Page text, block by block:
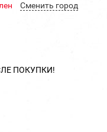
Cменить город
ПОКУПКИ!